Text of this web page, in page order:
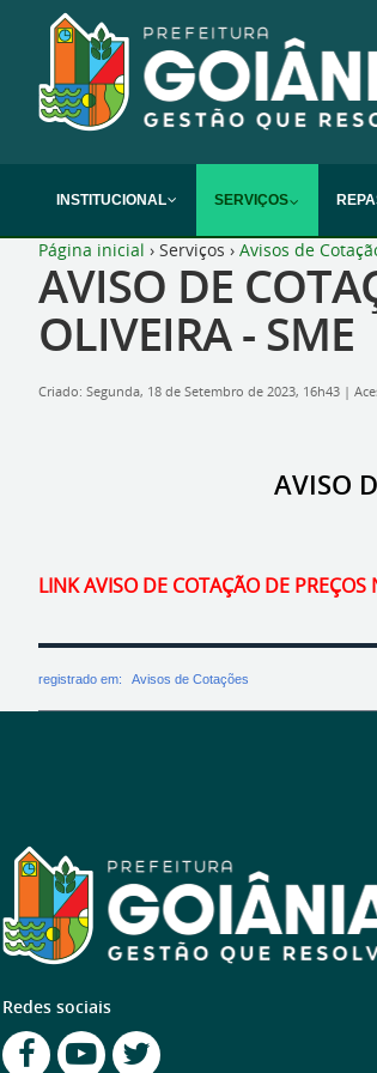
INSTITUCIONAL SERVIÇOS
Página inicial › Serviços › Avisos de
AVISO DE
OLIVEIRA - SME
Criado: Segunda, 18 de Setembro de 2023, 16h43 |
AVISO
LINK AVISO DE COTAÇÃO DE
registrado em: Avisos de Cotações
Redes sociais